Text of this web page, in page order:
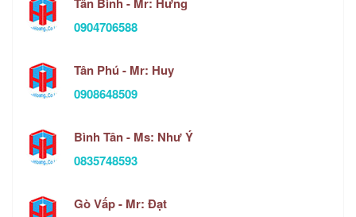
0904706588
Tân Phú - Mr: Huy
0908648509
Bình Tân - Ms: Như Ý
0835748593
Gò Vấp - Mr: Đạt